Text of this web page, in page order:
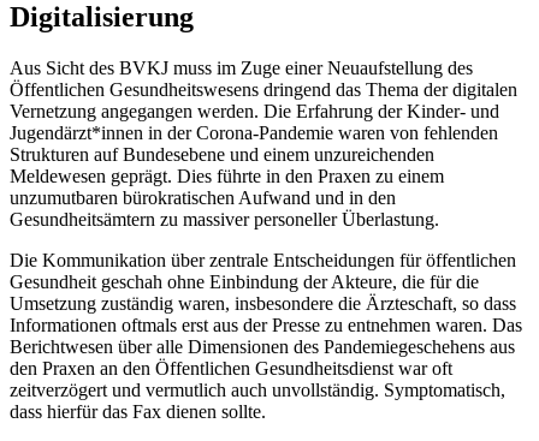
Digitalisierung
Aus Sicht des BVKJ muss im Zuge einer Neuaufstellung des
Öffentlichen Gesundheitswesens dringend das Thema der digitalen
Vernetzung angegangen werden. Die Erfahrung der Kinder- und
Jugendärzt*innen in der Corona-Pandemie waren von fehlenden
Strukturen auf Bundesebene und einem unzureichenden
Meldewesen geprägt. Dies führte in den Praxen zu einem
unzumutbaren bürokratischen Aufwand und in den
Gesundheitsämtern zu massiver personeller Überlastung.
Die Kommunikation über zentrale Entscheidungen für öffentlichen
Gesundheit geschah ohne Einbindung der Akteure, die für die
Umsetzung zuständig waren, insbesondere die Ärzteschaft, so dass
Informationen oftmals erst aus der Presse zu entnehmen waren. Das
Berichtwesen über alle Dimensionen des Pandemiegeschehens aus
den Praxen an den Öffentlichen Gesundheitsdienst war oft
zeitverzögert und vermutlich auch unvollständig. Symptomatisch,
dass hierfür das Fax dienen sollte.